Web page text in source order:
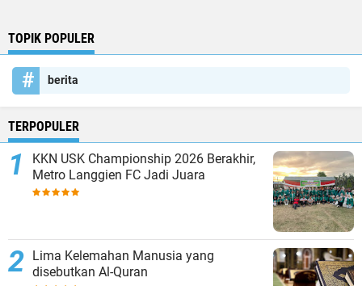
TOPIK POPULER
berita
TERPOPULER
KKN USK Championship 2026 Berakhir,
Metro Langgien FC Jadi Juara
Lima Kelemahan Manusia yang
disebutkan Al-Quran